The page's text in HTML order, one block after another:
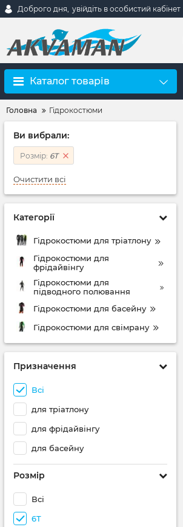
Доброго дня, увійдіть в особистий кабінет
Каталог товарів
Головна Гідрокостюми
Ви вибрали:
Розмір: 6T
Очистити всі
Категорії
Гідрокостюми для тріатлону
Гідрокостюми для
фрідайвінгу
Гідрокостюми для
підводного полювання
Гідрокостюми для басейну
Гідрокостюми для свімрану
Призначення
Всі
для тріатлону
для фрідайвінгу
для басейну
Розмір
Всі
6T